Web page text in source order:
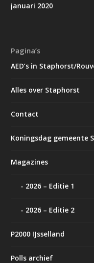
januari 2020
Pagina’s
AED’s in Staphorst/
Alles over Staphorst
Contact
Koningsdag gemeente
Magazines
2026 – Editie 1
2026 – Editie 2
P2000 IJsselland
Polls archief